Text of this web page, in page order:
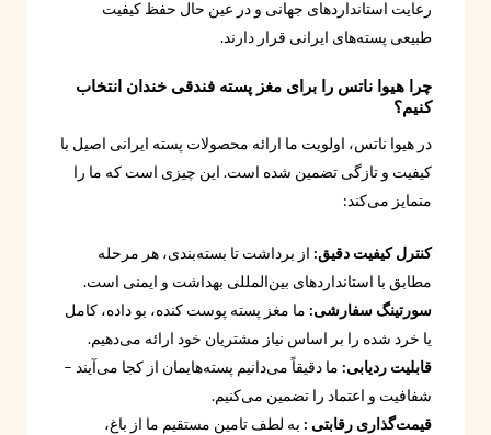
رعایت استانداردهای جهانی و در عین حال حفظ کیفیت
طبیعی پسته‌های ایرانی قرار دارند.
چرا هیوا ناتس را برای مغز پسته فندقی خندان انتخاب
کنیم؟
در هیوا ناتس، اولویت ما ارائه محصولات پسته ایرانی اصیل با
کیفیت و تازگی تضمین شده است. این چیزی است که ما را
متمایز می‌کند:
کنترل کیفیت دقیق: از برداشت تا بسته‌بندی، هر مرحله
مطابق با استانداردهای بین‌المللی بهداشت و ایمنی است.
سورتینگ سفارشی: ما مغز پسته پوست کنده، بو داده، کامل
یا خرد شده را بر اساس نیاز مشتریان خود ارائه می‌دهیم.
قابلیت ردیابی: ما دقیقاً می‌دانیم پسته‌هایمان از کجا می‌آیند –
شفافیت و اعتماد را تضمین می‌کنیم.
قیمت‌گذاری رقابتی : به لطف تامین مستقیم ما از باغ،